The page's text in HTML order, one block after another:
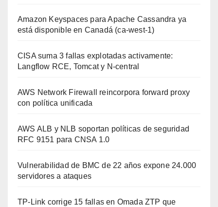
Amazon Keyspaces para Apache Cassandra ya
está disponible en Canadá (ca-west-1)
CISA suma 3 fallas explotadas activamente:
Langflow RCE, Tomcat y N-central
AWS Network Firewall reincorpora forward proxy
con política unificada
AWS ALB y NLB soportan políticas de seguridad
RFC 9151 para CNSA 1.0
Vulnerabilidad de BMC de 22 años expone 24.000
servidores a ataques
TP-Link corrige 15 fallas en Omada ZTP que